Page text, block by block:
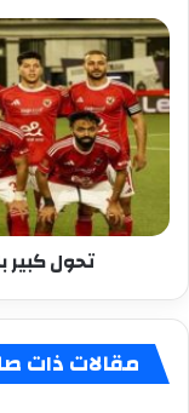
تحول
كبير
بالأهلي
في
ملف
المدرب
الجديد
تحول كبير
مقالات ذات